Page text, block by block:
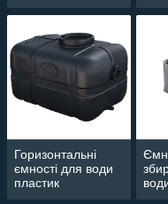
Горизонтальні
ємності для води
пластик